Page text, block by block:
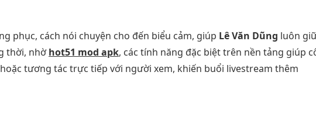
phục, cách nói chuyện cho đến biểu cảm, giúp Lê Văn Dũng luôn
thời, nhờhot51 mod apk, các tính năng đặc biệt trên nền tảng giúp
tương tác trực tiếp với người xem, khiến buổi livestream thêm